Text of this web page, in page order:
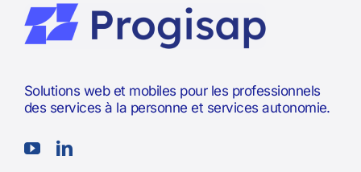
Solutions web et mobiles pour les professionnels
des services à la personne et services autonomie.